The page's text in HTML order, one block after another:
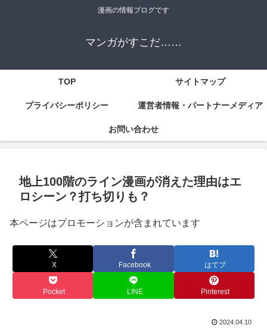
漫画の情報ブログです
マンガがすこだ……
TOP サイトマップ
プライバシーポリシー 運営者情報・パートナーメディア
お問い合わせ
地上100階のライン漫画が消えた理由はエ
ロシーン？打ち切りも？
本ページはプロモーションが含まれています
X Facebook はてブ
Pocket LINE Pinterest
2024.04.10